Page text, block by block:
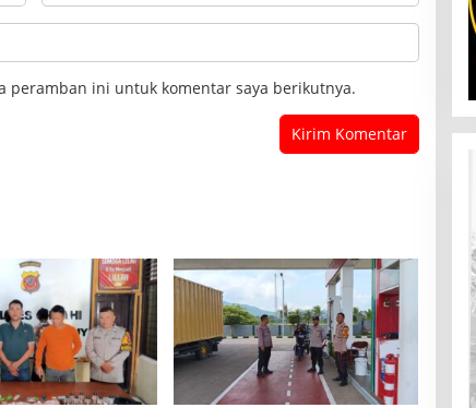
peramban ini untuk komentar saya berikutnya.